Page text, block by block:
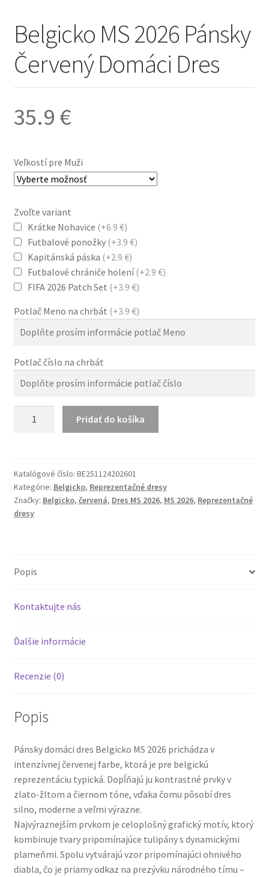
Belgicko MS 2026 Pánsky
Červený Domáci Dres
35.9 €
Veľkostí pre Muži
Zvoľte variant
Krátke Nohavice (+6.9 €)
Futbalové ponožky (+3.9 €)
Kapitánská páska (+2.9 €)
Futbalové chrániče holení(+2.9 €)
FIFA 2026 Patch Set (+3.9 €)
Potlač Meno na chrbát (+3.9 €)
Potlač číslo na chrbát
Pánsky
Červený
Domáci
Dres
Pridať do košíka
Katalógové číslo: BE251124202601
Kategórie: Belgicko, Reprezentačné dresy
Značky: Belgicko, červená, Dres MS 2026, MS 2026, Reprezentačné
dresy
Popis
Kontaktujte nás
Ďalšie informácie
Recenzie (0)
Popis
Pánsky domáci dres Belgicko MS 2026 prichádza v
intenzívnej červenej farbe, ktorá je pre belgickú
reprezentáciu typická. Dopĺňajú ju kontrastné prvky v
zlato-žltom a čiernom tóne, vďaka čomu pôsobí dres
silno, moderne a veľmi výrazne.
Najvýraznejším prvkom je celoplošný grafický motív, ktorý
kombinuje tvary pripomínajúce tulipány s dynamickými
plameňmi. Spolu vytvárajú vzor pripomínajúci ohnivého
diabla, čo je priamy odkaz na prezývku národného tímu –